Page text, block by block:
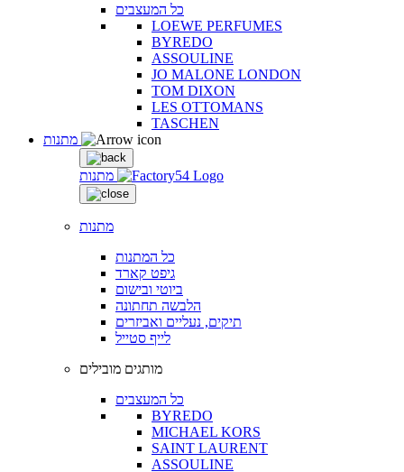
כל המעצבים
LOEWE PERFUMES
BYREDO
ASSOULINE
JO MALONE LONDON
TOM DIXON
LES OTTOMANS
TASCHEN
מתנות
מתנות
כל המתנות
גיפט קארד
ביוטי ובישום
הלבשה תחתונה
תיקים, נעליים ואביזרים
לייף סטייל
מותגים מובילים
כל המעצבים
BYREDO
MICHAEL KORS
SAINT LAURENT
ASSOULINE